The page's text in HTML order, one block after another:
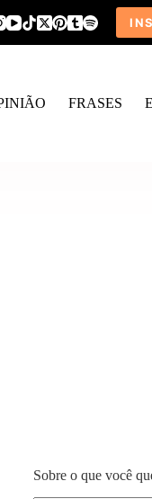
FRASES
Sobre o que você